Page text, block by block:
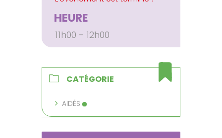
HEURE
11h00 - 12h00
CATÉGORIE
AIDÉS